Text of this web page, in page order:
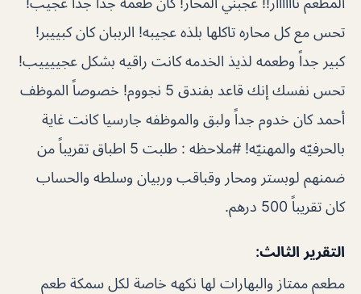
تحس مع كل محاره تاكلها بلذه عجيبه! الرببان كان كبييبر!
كبير جداً وطعمه لذيذ الخدمه كانت راقيه بشكل عجييييب!
تحس نفسك إنك قاعد بفندق 5 نجووم! خصوصاً الموظف
أحمد كان خدوم جداً ولبق والموظفه جارسيا كانت غاية
بالحرفيّه والمهنيّه! #ملاحظه : طلبت 5 اطباق تقريباً من
ضمنهم لوبستر ومحار وقباقب وربيان وسلطه والحساب
كان تقريباً 500 درهم.
التقرير الثالث:
مطعم ممتاز والبهارات لها نكهه خاصة لكل سمكة طعم